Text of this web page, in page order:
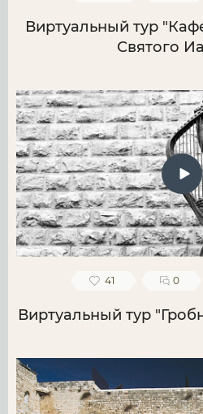
Виртуальный тур
Святого
41 0
Виртуальный тур